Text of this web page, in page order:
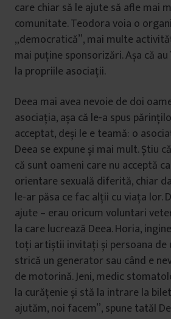
care chiar să le ajute să afle mai
comunitate. Teodora voia o
„democratică”, mai multe
mai puține sponsorizări. Așa că
la propriile asociații.
Deea mai avea nevoie de doi
asociația, așa că le-a spus
acceptat, deși le e teamă: o
Deea se expune și mai mult. Știu
că sunt oameni care nu acceptă
orientare sexuală diferită, chiar
le-ar păsa ce fac alții cu viața lor.
ajute – erau oricum voluntari
la care lucrează Deea. Horia,
toți artiștii invitați și persoana de
strică un generator sau când e
de motorină. Jeni, medic
la curățenie și stă la intrare la
ajutăm, noi facem”, spune tatăl